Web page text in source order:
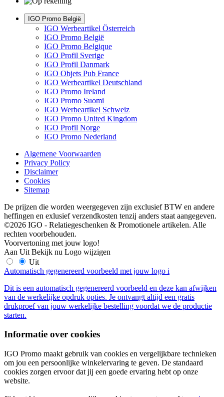
IGO Promo België
IGO Werbeartikel Österreich
IGO Promo België
IGO Promo Belgique
IGO Profil Sverige
IGO Profil Danmark
IGO Objets Pub France
IGO Werbeartikel Deutschland
IGO Promo Ireland
IGO Promo Suomi
IGO Werbeartikel Schweiz
IGO Promo United Kingdom
IGO Profil Norge
IGO Promo Nederland
Algemene Voorwaarden
Privacy Policy
Disclaimer
Cookies
Sitemap
De prijzen die worden weergegeven zijn exclusief BTW en andere
heffingen en exlusief verzendkosten tenzij anders staat aangegeven.
©2026 IGO - Relatiegeschenken & Promotionele artikelen. Alle
rechten voorbehouden.
Voorvertoning met jouw logo!
Aan Uit Bekijk nu Logo wijzigen
Uit
Automatisch gegenereerd voorbeeld met jouw logo i
Dit is een automatisch gegenereerd voorbeeld en deze kan afwijken
van de werkelijke opdruk opties. Je ontvangt altijd een gratis
drukproef van jouw werkelijke bestelling voordat we de productie
starten.
Informatie over cookies
IGO Promo maakt gebruik van cookies en vergelijkbare technieken
om jou een persoonlijke winkelervaring te geven. De standaard
cookies zorgen ervoor dat jij een goede ervaring hebt op onze
website.